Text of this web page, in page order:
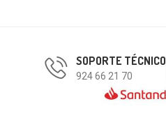
SOPORTE TÉCNICO
924 66 21 70